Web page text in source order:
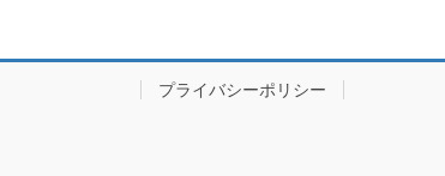
ペ
ー
プライバシーポリシー